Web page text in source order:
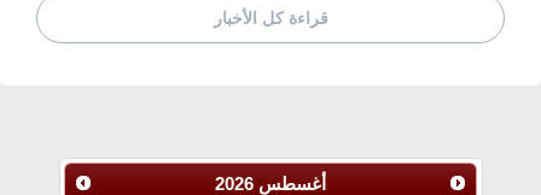
قراءة كل الأخبار
أغسطس 2026